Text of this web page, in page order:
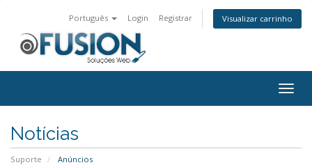
Português Login Registrar Visualizar carrinho
Notícias
Suporte Anúncios